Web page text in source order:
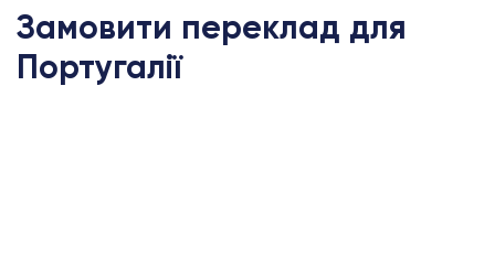
Замовити переклад для
Португалії